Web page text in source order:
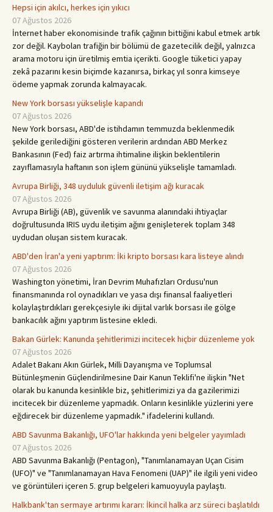
Hepsi için akılcı, herkes için yıkıcı
07 Ağustos 2026
İnternet haber ekonomisinde trafik çağının bittiğini kabul etmek artık
zor değil. Kaybolan trafiğin bir bölümü de gazetecilik değil, yalnızca
arama motoru için üretilmiş emtia içerikti. Google tüketici yapay
zekâ pazarını kesin biçimde kazanırsa, birkaç yıl sonra kimseye
ödeme yapmak zorunda kalmayacak.
New York borsası yükselişle kapandı
07 Ağustos 2026
New York borsası, ABD'de istihdamın temmuzda beklenmedik
şekilde gerilediğini gösteren verilerin ardından ABD Merkez
Bankasının (Fed) faiz artırma ihtimaline ilişkin beklentilerin
zayıflamasıyla haftanın son işlem gününü yükselişle tamamladı.
Avrupa Birliği, 348 uyduluk güvenli iletişim ağı kuracak
07 Ağustos 2026
Avrupa Birliği (AB), güvenlik ve savunma alanındaki ihtiyaçlar
doğrultusunda IRIS uydu iletişim ağını genişleterek toplam 348
uydudan oluşan sistem kuracak.
ABD'den İran'a yeni yaptırım: İki kripto borsası kara listeye alındı
07 Ağustos 2026
Washington yönetimi, İran Devrim Muhafızları Ordusu'nun
finansmanında rol oynadıkları ve yasa dışı finansal faaliyetleri
kolaylaştırdıkları gerekçesiyle iki dijital varlık borsası ile gölge
bankacılık ağını yaptırım listesine ekledi.
Bakan Gürlek: Kanunda şehitlerimizi incitecek hiçbir düzenleme yok
07 Ağustos 2026
Adalet Bakanı Akın Gürlek, Milli Dayanışma ve Toplumsal
Bütünleşmenin Güçlendirilmesine Dair Kanun Teklifi'ne ilişkin "Net
olarak bu kanunda kesinlikle biz, şehitlerimizi ya da gazilerimizi
incitecek bir düzenleme yapmadık. Onların kesinlikle yüzlerini yere
eğdirecek bir düzenleme yapmadık." ifadelerini kullandı.
ABD Savunma Bakanlığı, UFO'lar hakkında yeni belgeler yayımladı
07 Ağustos 2026
ABD Savunma Bakanlığı (Pentagon), "Tanımlanamayan Uçan Cisim
(UFO)" ve "Tanımlanamayan Hava Fenomeni (UAP)" ile ilgili yeni video
ve görüntüleri içeren 5. grup belgeleri kamuoyuyla paylaştı.
Halkbank'tan sermaye artırımı kararı: İkincil halka arz süreci başlatıldı